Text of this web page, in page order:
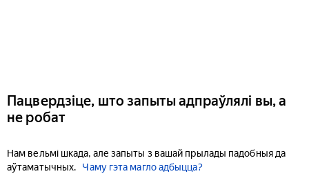
Пацвердзіце, што запыты адпраўлялі вы, а
не робат
Нам вельмі шкада, але запыты з вашай прылады падобныя да
аўтаматычных.
Чаму гэта магло адбыцца?